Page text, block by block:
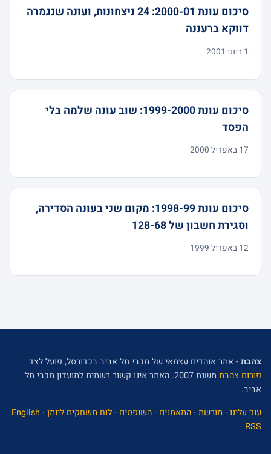
סיכום עונת 2000-01: 24 ניצחונות, ועונה שנגמרה
דווקא ברעננה
1 ביוני 2001
סיכום עונת 1999-2000: שוב עונה שלמה בלי
הפסד
17 באפריל 2000
סיכום עונת 1998-99: מקום שני בעונה הסדירה,
וסגירת חשבון של 128-68
12 באפריל 1999
צהבת- אתר אוהדים עצמאי של מכבי תל אביב בכדורסל, פועל לצד
פורום צהבת
משנת 2007. האתר אינו קשור רשמית למועדון מכבי תל
אביב.
עוד עלינו · מורשת · המאמנים · השופטים · לוח משחקים ליומן ·
English
· RSS